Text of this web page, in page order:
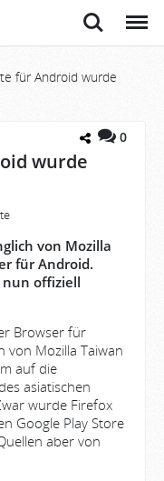
Suche Menü
für Android wurde
0
wurde
von Mozilla
für Android.
nun offiziell
Browser für
von Mozilla Taiwan
auf die
asiatischen
wurde Firefox
Google Play Store
aber von